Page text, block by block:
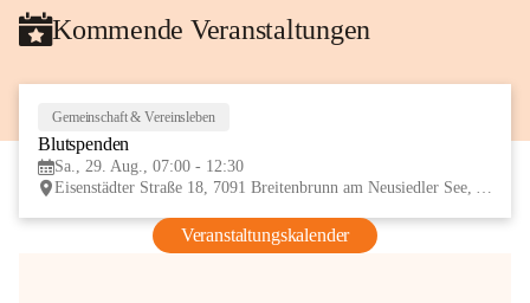
Kommende Veranstaltungen
Gemeinschaft & Vereinsleben
Blutspenden
Sa., 29. Aug., 07:00 - 12:30
Eisenstädter Straße 18, 7091 Breitenbrunn am Neusiedler See, AUT
Veranstaltungskalender